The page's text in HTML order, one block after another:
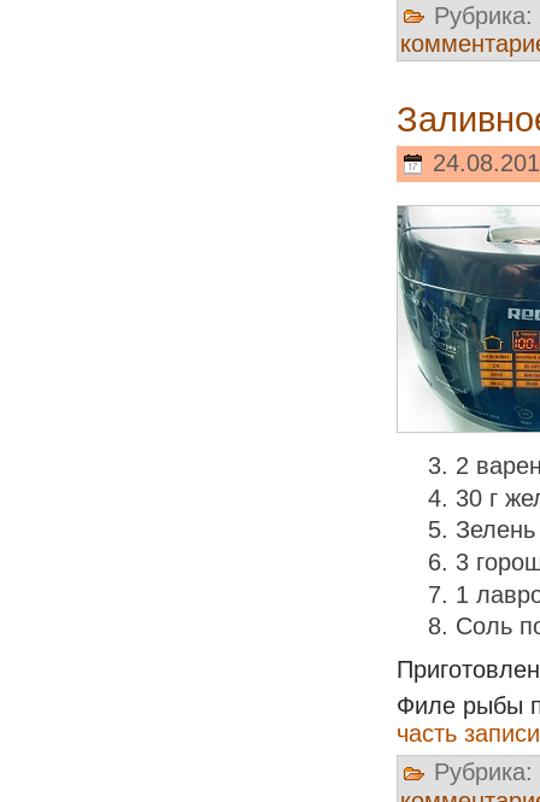
Рубрика:
2
30 г
3
1
Соль
Филе рыбы
часть
Рубрика: